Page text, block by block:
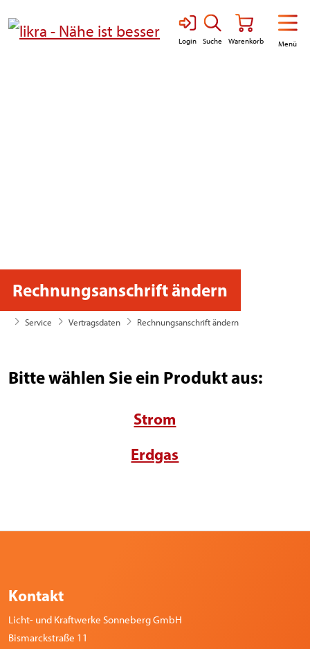
Login Suche Warenkorb Menü
Rechnungsanschrift ändern
likra Service Vertragsdaten Rechnungsanschrift ändern
Bitte wählen Sie ein Produkt aus:
Strom
Erdgas
Kontakt
Licht- und Kraftwerke Sonneberg GmbH
Bismarckstraße 11